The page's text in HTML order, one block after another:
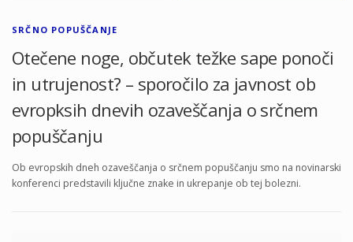
SRČNO POPUŠČANJE
Otečene noge, občutek težke sape ponoči
in utrujenost? – sporočilo za javnost ob
evropksih dnevih ozaveščanja o srčnem
popuščanju
Ob evropskih dneh ozaveščanja o srčnem popuščanju smo na novinarski
konferenci predstavili ključne znake in ukrepanje ob tej bolezni.